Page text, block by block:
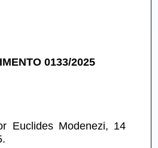
0133/2025
Euclides Modenezi, 14